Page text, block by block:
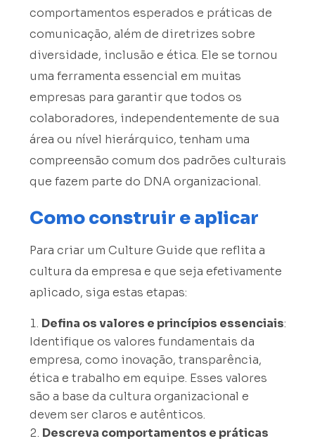
comportamentos esperados e práticas de
comunicação, além de diretrizes sobre
diversidade, inclusão e ética. Ele se tornou
uma ferramenta essencial em muitas
empresas para garantir que todos os
colaboradores, independentemente de sua
área ou nível hierárquico, tenham uma
compreensão comum dos padrões culturais
que fazem parte do DNA organizacional.
Como construir e aplicar
Para criar um Culture Guide que reflita a
cultura da empresa e que seja efetivamente
aplicado, siga estas etapas:
Defina os valores e princípios essenciais:
Identifique os valores fundamentais da
empresa, como inovação, transparência,
ética e trabalho em equipe. Esses valores
são a base da cultura organizacional e
devem ser claros e autênticos.
Descreva comportamentos e práticas